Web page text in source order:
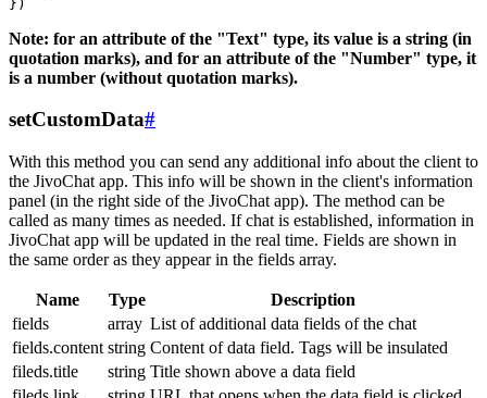
Note: for an attribute of the "Text" type, its value is a string (in
quotation marks), and for an attribute of the "Number" type, it
is a number (without quotation marks).
setCustomData#
With this method you can send any additional info about the client to
the JivoChat app. This info will be shown in the client's information
panel (in the right side of the JivoChat app). The method can be
called as many times as needed. If chat is established, information in
JivoChat app will be updated in the real time. Fields are shown in
the same order as they appear in the fields array.
Name Type
Description
fields
array List of additional data fields of the chat
fields.content string Content of data field. Tags will be insulated
fileds.title
string Title shown above a data field